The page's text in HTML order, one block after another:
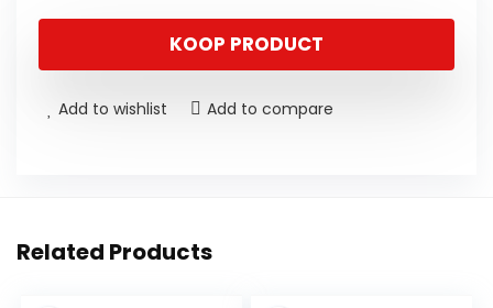
KOOP PRODUCT
Add to wishlist Add to compare
Related Products